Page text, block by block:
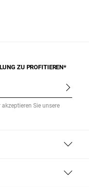
ZU PROFITIEREN*
Sie unsere